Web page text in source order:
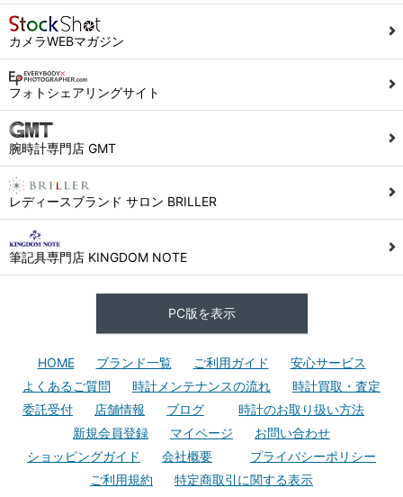
カメラWEBマガジン
フォトシェアリングサイト
腕時計専門店 GMT
レディースブランド サロン BRILLER
筆記具専門店 KINGDOM NOTE
PC版を表示
HOME ブランド一覧 ご利用ガイド
安心サービス
よくあるご質問
時計メンテナンスの流れ
時計買取・査定
委託受付
店舗情報 ブログ
時計のお取り扱い方法
新規会員登録
マイページ
お問い合わせ
ショッピングガイド
会社概要
プライバシーポリシー
ご利用規約
特定商取引に関する表示